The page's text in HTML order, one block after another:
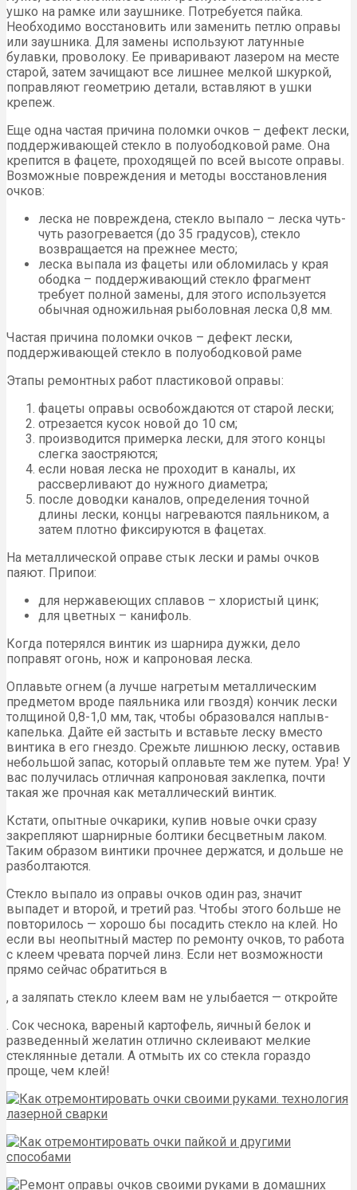
ушко на рамке или заушнике. Потребуется пайка.
Необходимо восстановить или заменить петлю оправы
или заушника. Для замены используют латунные
булавки, проволоку. Ее приваривают лазером на месте
старой, затем зачищают все лишнее мелкой шкуркой,
поправляют геометрию детали, вставляют в ушки
крепеж.
Еще одна частая причина поломки очков – дефект лески,
поддерживающей стекло в полуободковой раме. Она
крепится в фацете, проходящей по всей высоте оправы.
Возможные повреждения и методы восстановления
очков:
леска не повреждена, стекло выпало – леска чуть-
чуть разогревается (до 35 градусов), стекло
возвращается на прежнее место;
леска выпала из фацеты или обломилась у края
ободка – поддерживающий стекло фрагмент
требует полной замены, для этого используется
обычная одножильная рыболовная леска 0,8 мм.
Частая причина поломки очков – дефект лески,
поддерживающей стекло в полуободковой раме
Этапы ремонтных работ пластиковой оправы:
фацеты оправы освобождаются от старой лески;
отрезается кусок новой до 10 см;
производится примерка лески, для этого концы
слегка заостряются;
если новая леска не проходит в каналы, их
рассверливают до нужного диаметра;
после доводки каналов, определения точной
длины лески, концы нагреваются паяльником, а
затем плотно фиксируются в фацетах.
На металлической оправе стык лески и рамы очков
паяют. Припои:
для нержавеющих сплавов – хлористый цинк;
для цветных – канифоль.
Когда потерялся винтик из шарнира дужки, дело
поправят огонь, нож и капроновая леска.
Оплавьте огнем (а лучше нагретым металлическим
предметом вроде паяльника или гвоздя) кончик лески
толщиной 0,8-1,0 мм, так, чтобы образовался наплыв-
капелька. Дайте ей застыть и вставьте леску вместо
винтика в его гнездо. Срежьте лишнюю леску, оставив
небольшой запас, который оплавьте тем же путем. Ура! У
вас получилась отличная капроновая заклепка, почти
такая же прочная как металлический винтик.
Кстати, опытные очкарики, купив новые очки сразу
закрепляют шарнирные болтики бесцветным лаком.
Таким образом винтики прочнее держатся, и дольше не
разболтаются.
Стекло выпало из оправы очков один раз, значит
выпадет и второй, и третий раз. Чтобы этого больше не
повторилось — хорошо бы посадить стекло на клей. Но
если вы неопытный мастер по ремонту очков, то работа
с клеем чревата порчей линз. Если нет возможности
прямо сейчас обратиться в
, а заляпать стекло клеем вам не улыбается — откройте
. Сок чеснока, вареный картофель, яичный белок и
разведенный желатин отлично склеивают мелкие
стеклянные детали. А отмыть их со стекла гораздо
проще, чем клей!